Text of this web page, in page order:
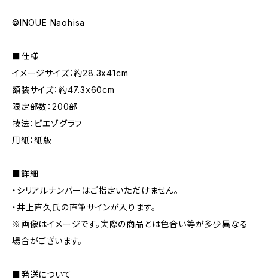
©INOUE Naohisa
■仕様
イメージサイズ：約28.3x41cm
額装サイズ：約47.3x60cm
限定部数：200部
技法：ピエゾグラフ
用紙：紙版
■詳細
・シリアルナンバーはご指定いただけません。
・井上直久氏の直筆サインが入ります。
※画像はイメージです。実際の商品とは色合い等が多少異なる
場合がございます。
■発送について